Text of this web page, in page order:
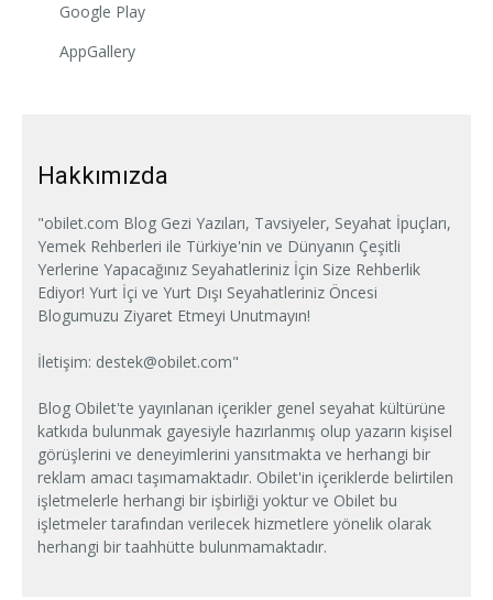
Google Play
AppGallery
Hakkımızda
"obilet.com Blog Gezi Yazıları, Tavsiyeler, Seyahat İpuçları,
Yemek Rehberleri ile Türkiye'nin ve Dünyanın Çeşitli
Yerlerine Yapacağınız Seyahatleriniz İçin Size Rehberlik
Ediyor! Yurt İçi ve Yurt Dışı Seyahatleriniz Öncesi
Blogumuzu Ziyaret Etmeyi Unutmayın!
İletişim: destek@obilet.com"
Blog Obilet'te yayınlanan içerikler genel seyahat kültürüne
katkıda bulunmak gayesiyle hazırlanmış olup yazarın kişisel
görüşlerini ve deneyimlerini yansıtmakta ve herhangi bir
reklam amacı taşımamaktadır. Obilet'in içeriklerde belirtilen
işletmelerle herhangi bir işbirliği yoktur ve Obilet bu
işletmeler tarafından verilecek hizmetlere yönelik olarak
herhangi bir taahhütte bulunmamaktadır.